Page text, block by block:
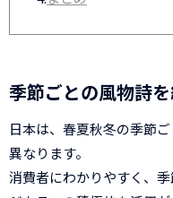
季節ごとの風物詩
日本は、春夏秋冬の季節
異なります。
消費者にわかりやすく、